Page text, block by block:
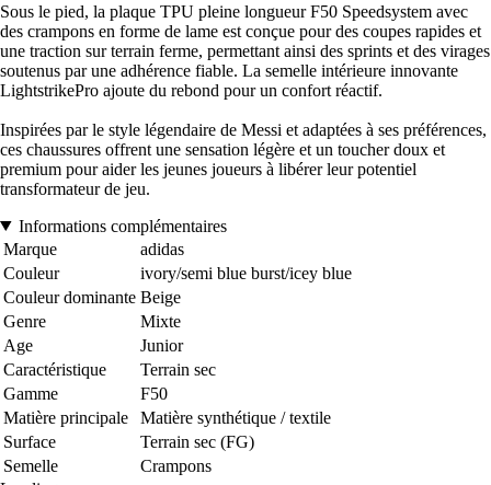
Sous le pied, la plaque TPU pleine longueur F50 Speedsystem avec
des crampons en forme de lame est conçue pour des coupes rapides et
une traction sur terrain ferme, permettant ainsi des sprints et des virages
soutenus par une adhérence fiable. La semelle intérieure innovante
LightstrikePro ajoute du rebond pour un confort réactif.
Inspirées par le style légendaire de Messi et adaptées à ses préférences,
ces chaussures offrent une sensation légère et un toucher doux et
premium pour aider les jeunes joueurs à libérer leur potentiel
transformateur de jeu.
Informations complémentaires
Marque
adidas
Couleur
ivory/semi blue burst/icey blue
Couleur dominante Beige
Genre
Mixte
Age
Junior
Caractéristique
Terrain sec
Gamme
F50
Matière principale
Matière synthétique / textile
Surface
Terrain sec (FG)
Semelle
Crampons